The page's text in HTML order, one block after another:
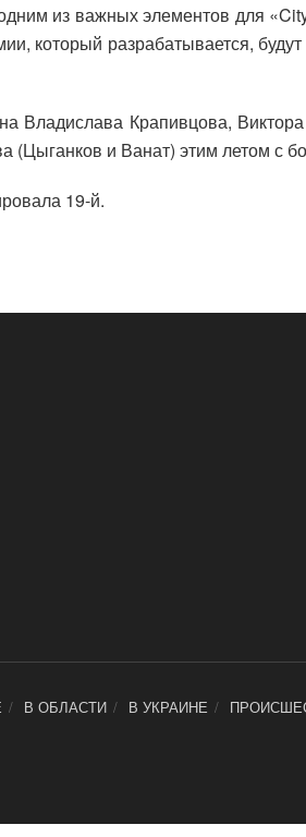
из важных элементов для
который разрабатывается,
Владислава Крапивцова,
(Цыганков и Ванат) этим летом с
19-й.
В ОБЛАСТИ В УКРАИНЕ